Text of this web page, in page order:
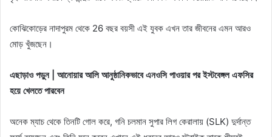
কোঝিকোড়ের নাদাপুরম থেকে 26 বছর বয়সী এই যুবক এখন তার জীবনের এমন আরও
মোড় খুঁজছেন।
এছাড়াও পড়ুন | আনোয়ার আলি আনুষ্ঠানিকভাবে এনওসি পাওয়ার পর ইস্টবেঙ্গল এফসির
হয়ে খেলতে পারবেন
অনেক ম্যাচ থেকে তিনটি গোল করে, গনি চলমান সুপার লিগ কেরালায় (SLK) দুর্দান্ত